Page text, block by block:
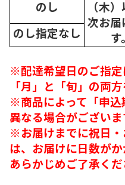
のし
（木
次お届
す。
のし指定なし
※配達希望日のご指
「月」と「旬」の両
※商品によって「申
異なる場合がございま
※お届けまでに祝日
は、お届けに日数がか
あらかじめご了承く